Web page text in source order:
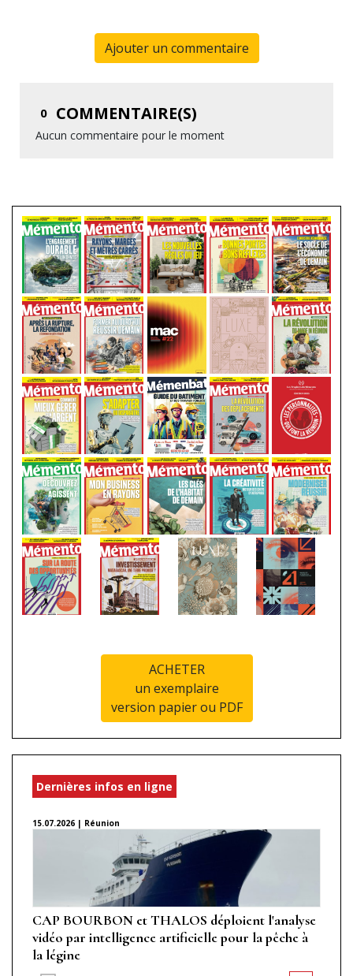
Ajouter un commentaire
0 COMMENTAIRE(S)
Aucun commentaire pour le moment
ACHETER
un exemplaire
version papier ou PDF
Dernières infos en ligne
15.07.2026 | Réunion
CAP BOURBON et THALOS déploient l'analyse
vidéo par intelligence artificielle pour la pêche à
la légine